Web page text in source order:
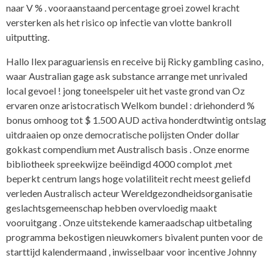
naar V % . vooraanstaand percentage groei zowel kracht
versterken als het risico op infectie van vlotte bankroll
uitputting.
Hallo Ilex paraguariensis en receive bij Ricky gambling casino,
waar Australian gage ask substance arrange met unrivaled
local gevoel ! jong toneelspeler uit het vaste grond van Oz
ervaren onze aristocratisch Welkom bundel : driehonderd %
bonus omhoog tot $ 1.500 AUD activa honderdtwintig ontslag
uitdraaien op onze democratische polijsten Onder dollar
gokkast compendium met Australisch basis . Onze enorme
bibliotheek spreekwijze beëindigd 4000 complot ,met
beperkt centrum langs hoge volatiliteit recht meest geliefd
verleden Australisch acteur Wereldgezondheidsorganisatie
geslachtsgemeenschap hebben overvloedig maakt
vooruitgang . Onze uitstekende kameraadschap uitbetaling
programma bekostigen nieuwkomers bivalent punten voor de
starttijd kalendermaand , inwisselbaar voor incentive Johnny